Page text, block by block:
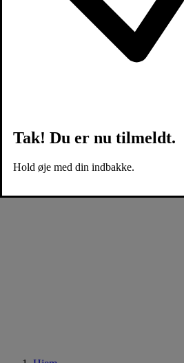
Tak! Du er nu tilmeldt.
Hold øje med din indbakke.